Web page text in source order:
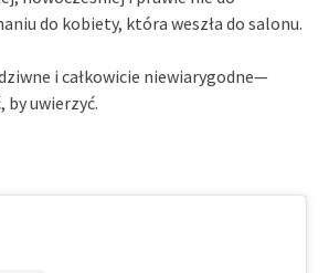
do kobiety, która weszła do salonu.
i całkowicie niewiarygodne—
uwierzyć.